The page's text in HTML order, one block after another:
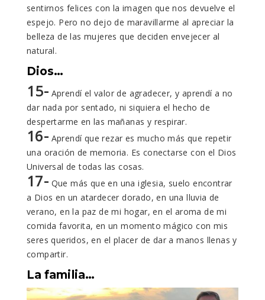
sentirnos felices con la imagen que nos devuelve el
espejo. Pero no dejo de maravillarme al apreciar la
belleza de las mujeres que deciden envejecer al
natural.
Dios…
15- Aprendí el valor de agradecer, y aprendí a no
dar nada por sentado, ni siquiera el hecho de
despertarme en las mañanas y respirar.
16- Aprendí que rezar es mucho más que repetir
una oración de memoria. Es conectarse con el Dios
Universal de todas las cosas.
17- Que más que en una iglesia, suelo encontrar
a Dios en un atardecer dorado, en una lluvia de
verano, en la paz de mi hogar, en el aroma de mi
comida favorita, en un momento mágico con mis
seres queridos, en el placer de dar a manos llenas y
compartir.
La familia…